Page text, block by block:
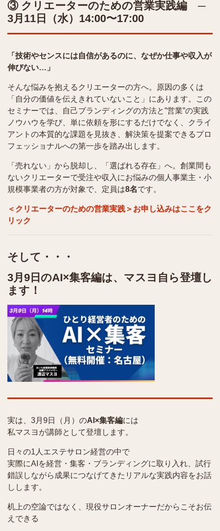
③ クリエーターのための営業実践編 ─
3月11日（水）14:00〜17:00
「技術やセンスには自信があるのに、なぜか仕事や収入が
伸びない…」
そんな悩みを抱えるクリエーターの方へ。原因の多くは
「自分の価値を伝えきれていないこと」にあります。この
セミナーでは、自己ブランディングの方法と”営業”の実践
ノウハウを学び、単に依頼を形にするだけでなく、クライ
アントの本質的な課題を見抜き、解決策を提案できるプロ
フェッショナルへの第一歩を踏み出します。
「売れない」から脱却し、「選ばれる存在」へ。創業間も
ないクリエーターで受注や収入にお悩みの個人事業主・小
規模事業者の方が対象で、定員は8名です。
＜クリエーターのための営業実践＞お申し込みはここをク
リック
そして・・・
3月9日のAI×集客編は、マスヨ自ら登壇し
ます！
実は、3月9日（月）のAI×集客編には
私マスヨが講師として登壇します。
日々の1人エステサロン経営の中で
実際にAIを経営・集客・ブランディングに取り入れ、試行
錯誤しながら成果につなげてきたリアルな実践内容をお話
しします。
机上の空論ではなく、現役サロンオーナーだからこそお伝
えできる